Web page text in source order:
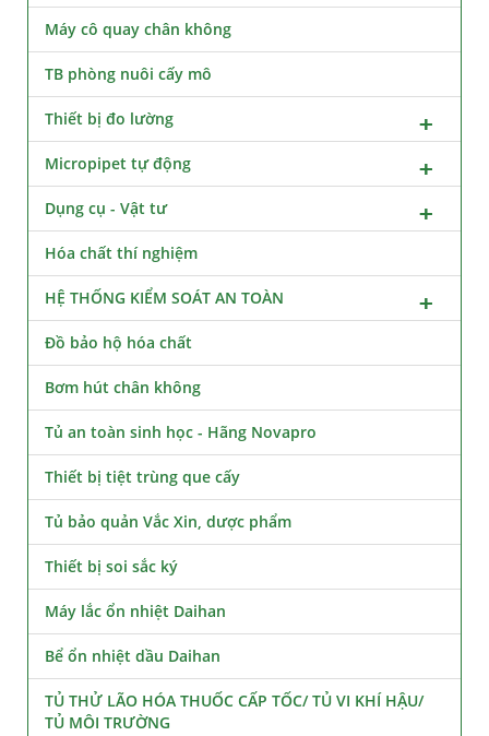
Máy cô quay chân không
TB phòng nuôi cấy mô
Thiết bị đo lường
Micropipet tự động
Dụng cụ - Vật tư
Hóa chất thí nghiệm
HỆ THỐNG KIỂM SOÁT AN TOÀN
Đồ bảo hộ hóa chất
Bơm hút chân không
Tủ an toàn sinh học - Hãng Novapro
Thiết bị tiệt trùng que cấy
Tủ bảo quản Vắc Xin, dược phẩm
Thiết bị soi sắc ký
Máy lắc ổn nhiệt Daihan
Bể ổn nhiệt dầu Daihan
TỦ THỬ LÃO HÓA THUỐC CẤP TỐC/ TỦ VI KHÍ HẬU/
TỦ MÔI TRƯỜNG